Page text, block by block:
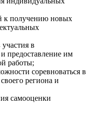
индивидуальных
к получению новых
в
предоставление им
работы;
соревноваться в
региона и
самооценки